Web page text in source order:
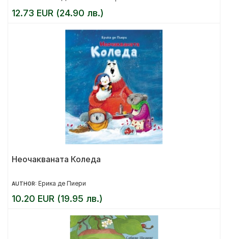
12.73 EUR (24.90 лв.)
Неочакваната Коледа
AUTHOR: Ерика де Пиери
10.20 EUR (19.95 лв.)